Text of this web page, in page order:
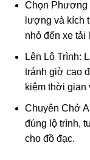
Chọn Phương
lượng và kích
nhỏ đến xe tải
Lên Lộ Trình:
tránh giờ cao
kiệm thời gian
Chuyên Chở
đúng lộ trình,
cho đồ đạc.